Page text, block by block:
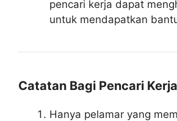
pencari kerja dapat
untuk mendapatkan
Catatan Bagi Pencari
Hanya pelamar yang